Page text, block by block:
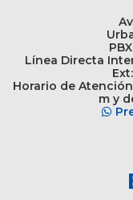
Línea Directa
Horario de
m y